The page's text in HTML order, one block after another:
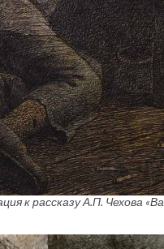
к рассказу А.П. Чехова